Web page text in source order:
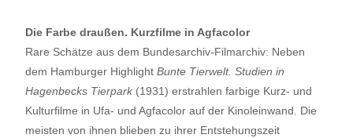
Die Farbe draußen. Kurzfilme in Agfacolor
Rare Schätze aus dem Bundesarchiv-Filmarchiv: Neben
dem Hamburger HighlightBunte Tierwelt. Studien in
Hagenbecks Tierpark (1931) erstrahlen farbige Kurz- und
Kulturfilme in Ufa- und Agfacolor auf der Kinoleinwand. Die
meisten von ihnen blieben zu ihrer Entstehungszeit